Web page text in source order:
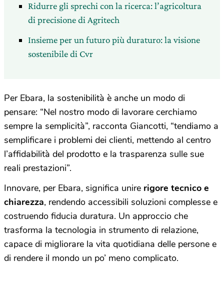
Ridurre gli sprechi con la ricerca: l’agricoltura
di precisione di Agritech
Insieme per un futuro più duraturo: la visione
sostenibile di Cvr
Per Ebara, la sostenibilità è anche un modo di
pensare: “Nel nostro modo di lavorare cerchiamo
sempre la semplicità”, racconta Giancotti, “tendiamo a
semplificare i problemi dei clienti, mettendo al centro
l’affidabilità del prodotto e la trasparenza sulle sue
reali prestazioni”.
Innovare, per Ebara, significa unire rigore tecnico e
chiarezza, rendendo accessibili soluzioni complesse e
costruendo fiducia duratura. Un approccio che
trasforma la tecnologia in strumento di relazione,
capace di migliorare la vita quotidiana delle persone e
di rendere il mondo un po’ meno complicato.